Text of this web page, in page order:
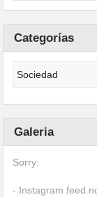
Categorías
Galeria
Sorry:
- Instagram feed